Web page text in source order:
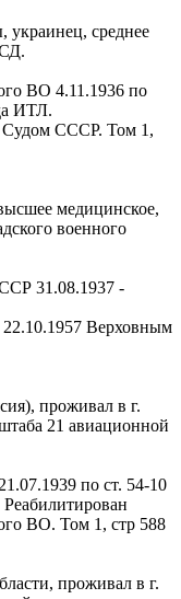
украинец, среднее
ВО 4.11.1936 по
ИТЛ.
Судом СССР. Том 1,
медицинское,
военного
31.08.1937 -
22.10.1957 Верховным
проживал в г.
21 авиационной
по ст. 54-10
ВО. Том 1, стр 588
проживал в г.